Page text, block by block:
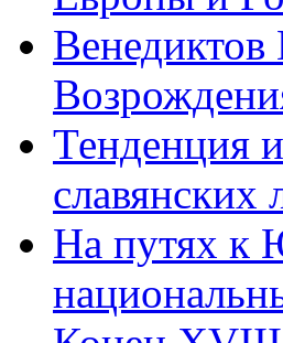
Венедиктов
Тенденция
На путях к